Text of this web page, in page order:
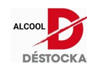
contenu